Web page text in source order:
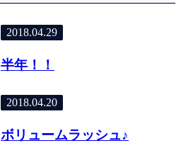
2018.04.29
半年！！
2018.04.20
ボリュームラッシュ♪